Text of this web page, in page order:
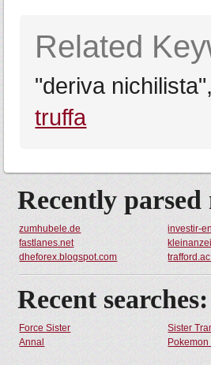
Related
"deriva
truffa
Recently parsed
zumhubele.de investir-
fastlanes.net
dheforex.blogspot.com
Recent searches:
Force Sister Sister
Annal